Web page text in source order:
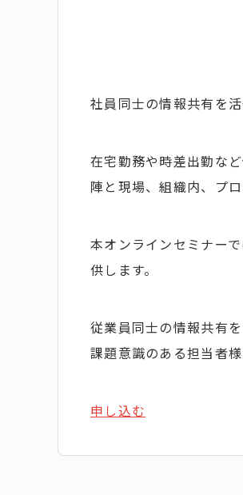
社員同士の情報共有を
在宅勤務や時差出勤な
陣と現場、組織内、プ
本オンラインセミナー
供します。
従業員同士の情報共有
課題意識のある担当者
申し込む